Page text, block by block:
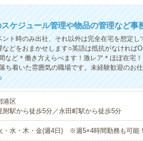
ケジュール管理や物品の管理など事
ント時のみ出社、それ以外は完全在宅を想定
どをおまかせします○英語は抵抗がなければ
など＊働き方えらべます！激レア＊ほぼ在宅
ち着いた雰囲気の職場です。未経験歓迎のお
港区
附駅から徒歩5分／永田町駅から徒歩5分
・水・木・金(週4日) ※週5×4時間勤務も可